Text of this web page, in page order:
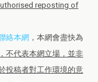
reposting of
絡本網 ，本網會盡快為
不代表本網立場，並非
投稿者對工作環境的意